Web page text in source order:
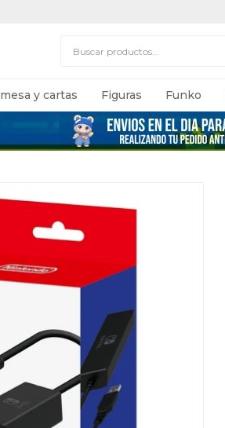
y cartas Figuras Funko